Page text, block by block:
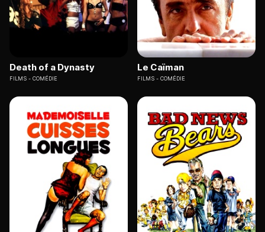
Death of a Dynasty
FILMS COMÉDIE
Le Caïman
FILMS COMÉDIE